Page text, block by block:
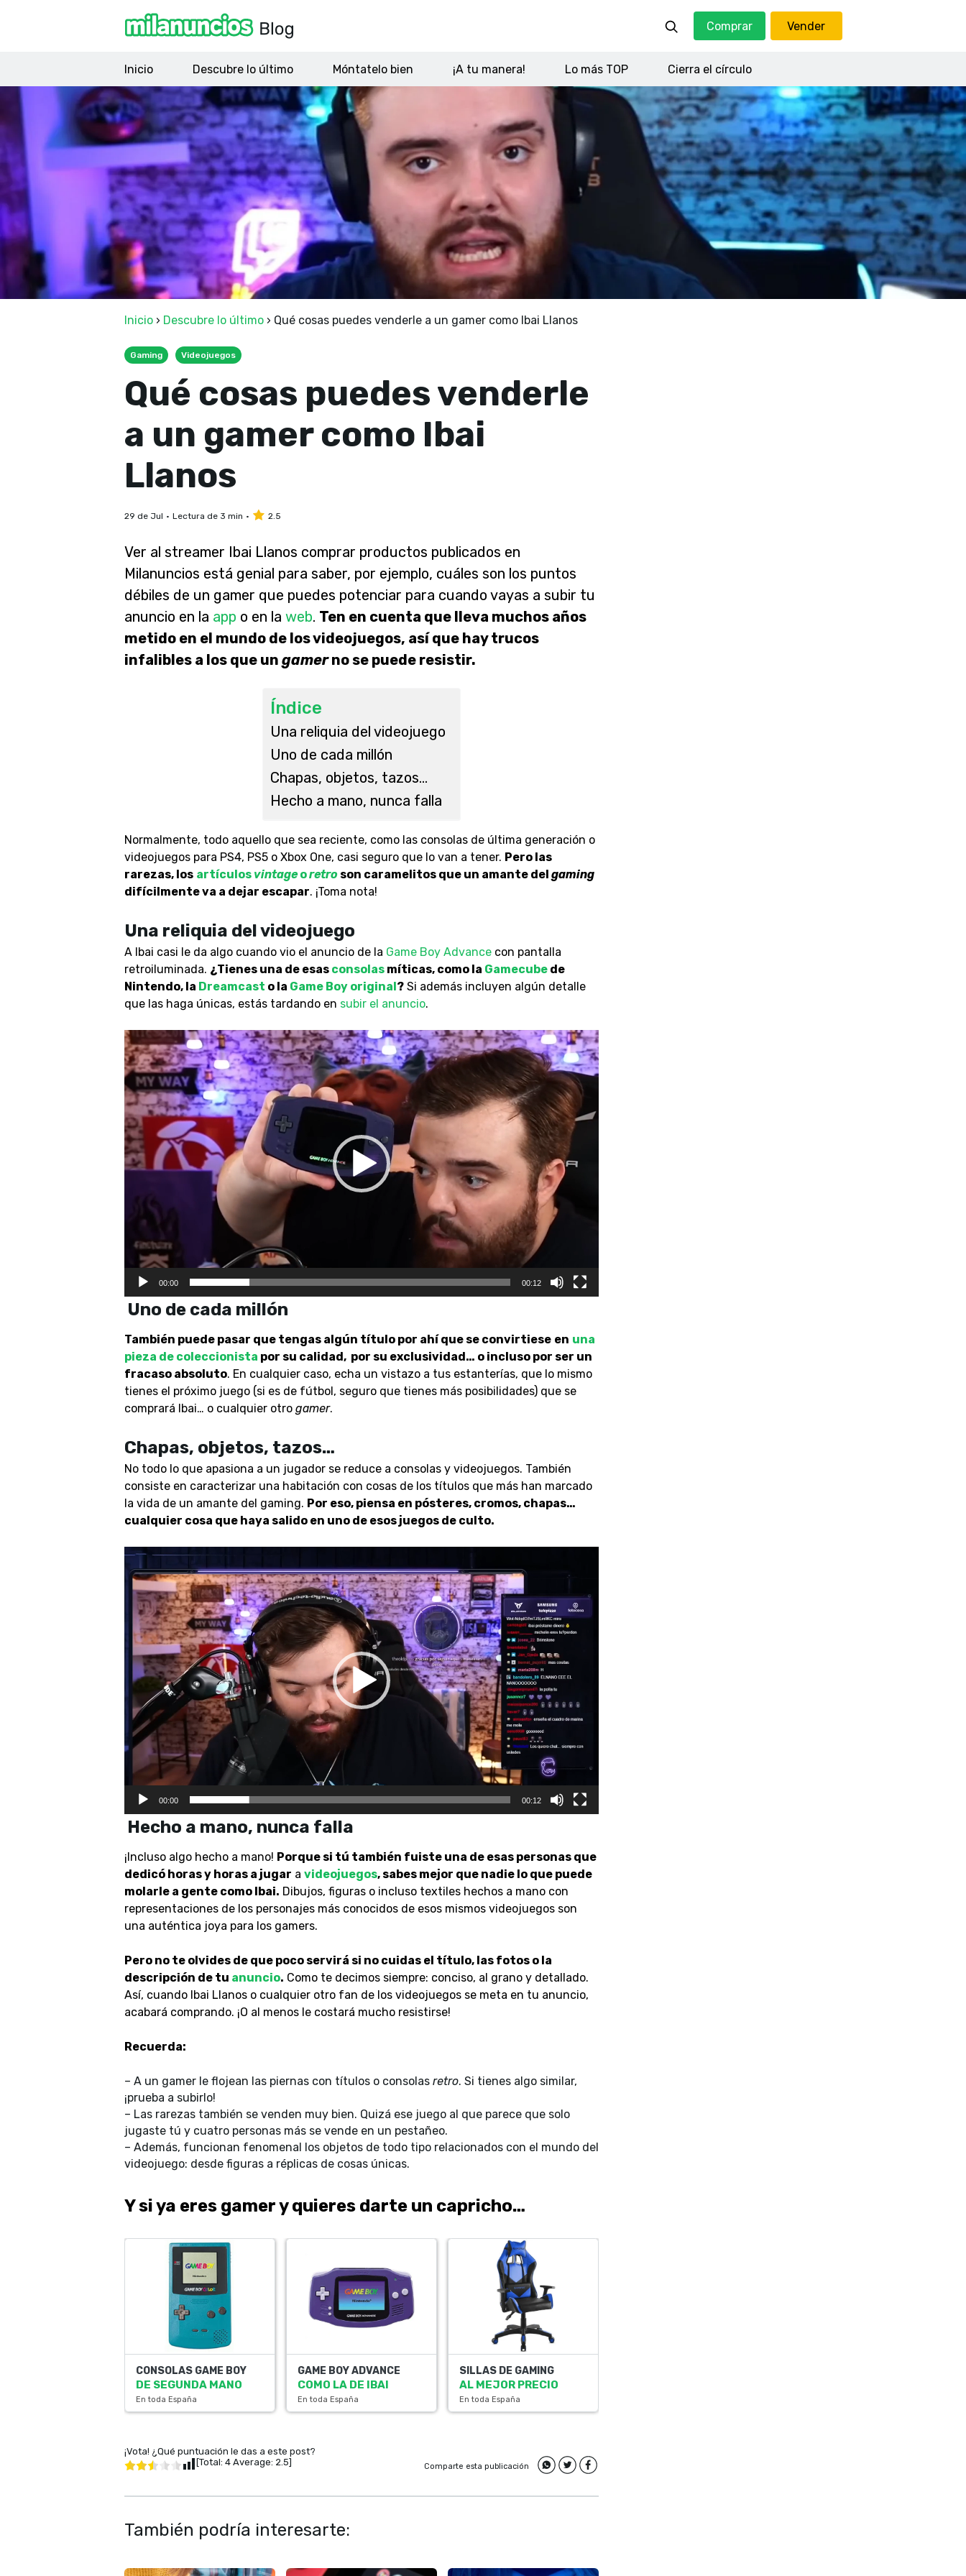
Comprar Vender
Inicio Descubre lo último Móntatelo bien ¡A tu manera! Lo más TOP Cierra el círculo
Inicio › Descubre lo último › Qué cosas puedes venderle a un gamer como Ibai Llanos
Gaming Videojuegos
Qué cosas puedes venderle
a un gamer como Ibai
Llanos
29 de Jul Lectura de 3 min 2.5
Ver al streamer Ibai Llanos comprar productos publicados en
Milanuncios está genial para saber, por ejemplo, cuáles son los puntos
débiles de un gamer que puedes potenciar para cuando vayas a subir tu
anuncio en la app o en la web. Ten en cuenta que lleva muchos años
metido en el mundo de los videojuegos, así que hay trucos
infalibles a los que un gamerno se puede resistir.
Índice
Una reliquia del videojuego
Uno de cada millón
Chapas, objetos, tazos…
Hecho a mano, nunca falla
Normalmente, todo aquello que sea reciente, como las consolas de última generación o
videojuegos para PS4, PS5 o Xbox One, casi seguro que lo van a tener. Pero las
rarezas, los artículos vintageoretroson caramelitos que un amante del gaming
difícilmente va a dejar escapar. ¡Toma nota!
Una reliquia del videojuego
A Ibai casi le da algo cuando vio el anuncio de la Game Boy Advancecon pantalla
retroiluminada. ¿Tienes una de esas consolasmíticas, como la Gamecubede
Nintendo, la Dreamcast o la Game Boy original?Si además incluyen algún detalle
que las haga únicas, estás tardando en subirel anuncio.
Video
Player
00:00 00:12
Uno de cada millón
También puede pasar que tengas algún título por ahí que se convirtiese en una
pieza de coleccionista por su calidad, por su exclusividad… o incluso por ser un
fracaso absoluto. En cualquier caso, echa un vistazo a tus estanterías, que lo mismo
tienes el próximo juego (si es de fútbol, seguro que tienes más posibilidades) que se
comprará Ibai… o cualquier otro gamer.
Chapas, objetos, tazos…
No todo lo que apasiona a un jugador se reduce a consolas y videojuegos. También
consiste en caracterizar una habitación con cosas de los títulos que más han marcado
la vida de un amante del gaming. Por eso, piensa en pósteres, cromos, chapas…
cualquier cosa que haya salido en uno de esos juegos de culto.
Video
Player
00:00 00:12
Hecho a mano, nunca falla
¡Incluso algo hecho a mano! Porque si tú también fuiste una de esas personas que
dedicó horas y horas a jugar a videojuegos, sabes mejor que nadie lo que puede
molarle a gente como Ibai. Dibujos, figuras o incluso textiles hechos a mano con
representaciones de los personajes más conocidos de esos mismos videojuegos son
una auténtica joya para los gamers.
Pero no te olvides de que poco servirá si no cuidas el título, las fotos o la
descripción de tu anuncio. Como te decimos siempre: conciso, al grano y detallado.
Así, cuando Ibai Llanos o cualquier otro fan de los videojuegos se meta en tu anuncio,
acabará comprando. ¡O al menos le costará mucho resistirse!
Recuerda:
– A un gamer le flojean las piernas con títulos o consolas retro. Si tienes algo similar,
¡prueba a subirlo!
– Las rarezas también se venden muy bien. Quizá ese juego al que parece que solo
jugaste tú y cuatro personas más se vende en un pestañeo.
– Además, funcionan fenomenal los objetos de todo tipo relacionados con el mundo del
videojuego: desde figuras a réplicas de cosas únicas.
Y si ya eres gamer y quieres darte un capricho…
CONSOLAS GAME BOY
DE SEGUNDA MANO
En toda España
GAME BOY ADVANCE
COMO LA DE IBAI
En toda España
SILLAS DE GAMING
AL MEJOR PRECIO
En toda España
¡Vota! ¿Qué puntuación le das a este post?
[Total: 4Average: 2.5] Comparte esta publicación
También podría interesarte: